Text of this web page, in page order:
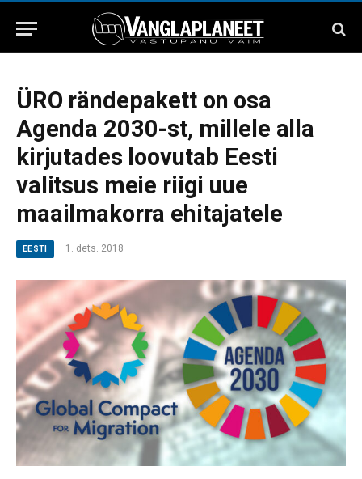
ÜRO rändepakett on osa
Agenda 2030-st, millele alla
kirjutades loovutab Eesti
valitsus meie riigi uue
maailmakorra ehitajatele
EESTI 1. dets. 2018